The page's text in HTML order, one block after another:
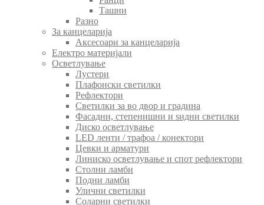
Ташни
Разно
За канцеларија
Аксесоари за канцеларија
Електро материјали
Осветлување
Лустери
Плафонски светилки
Рефлектори
Светилки за во двор и градина
Фасадни, степенишни и ѕидни светилки
Диско осветлување
LED ленти / трафоа / конектори
Цевки и арматури
Линиско осветлување и спот рефлектори
Столни ламби
Подни ламби
Улични светилки
Соларни светилки